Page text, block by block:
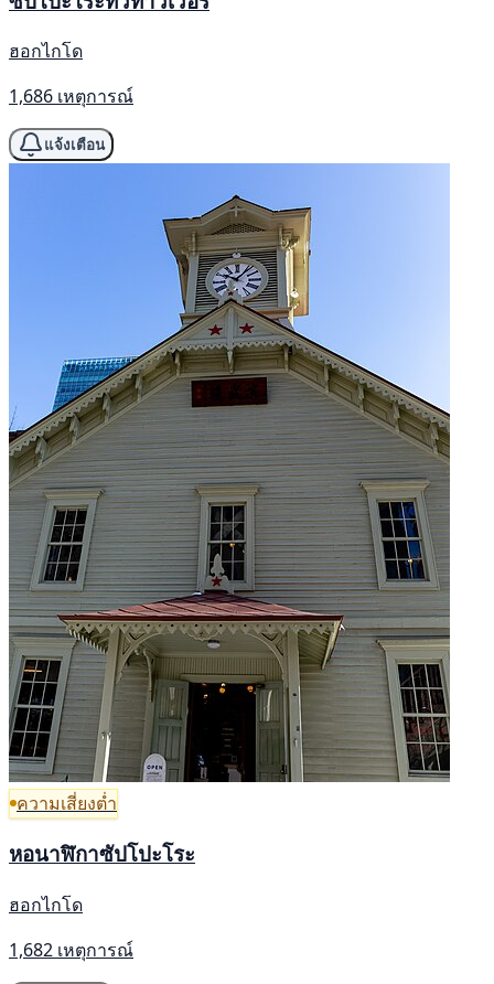
ฮอกไกโด
1,686 เหตุการณ์
แจ้งเตือน
ความเสี่ยงต่ำ
หอนาฬิกาซัปโปะโระ
ฮอกไกโด
1,682 เหตุการณ์